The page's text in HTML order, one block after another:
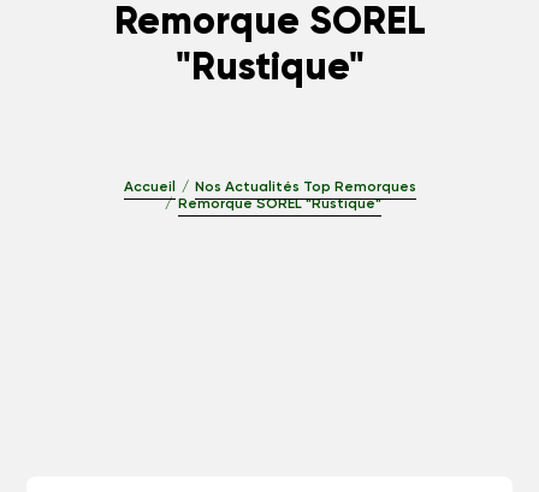
Remorque SOREL
"Rustique"
Accueil
Nos Actualités Top Remorques
Remorque SOREL "Rustique"